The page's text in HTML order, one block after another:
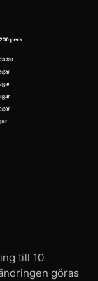
till 10
göras